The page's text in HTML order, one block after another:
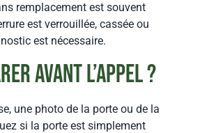
remplacement est souvent
est verrouillée, cassée ou
est nécessaire.
avant l’appel ?
une photo de la porte ou de la
si la porte est simplement